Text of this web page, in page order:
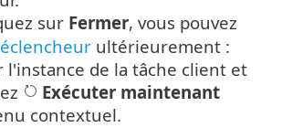
sur Fermer, vous pouvez
ultérieurement :
l'instance de la tâche client et
Exécuter maintenant
contextuel.